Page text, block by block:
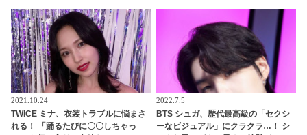
力をさらに引き立てるそのタトゥー
に大絶賛の声殺到
覚にびっくり… メンバーのだれもが
酷評したその食べ物の正体とは
2021.10.24
TWICE ミナ、衣装トラブルに悩まさ
れる！ 「踊るたびに〇〇しちゃっ
2022.7.5
BTS シュガ、歴代最高級の「セクシ
ーなビジュアル」にクラクラ…！ シ